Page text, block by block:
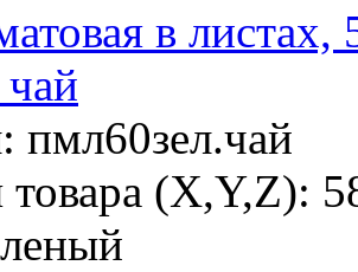
в
пмл60зел.чай
товара (X,Y,Z):